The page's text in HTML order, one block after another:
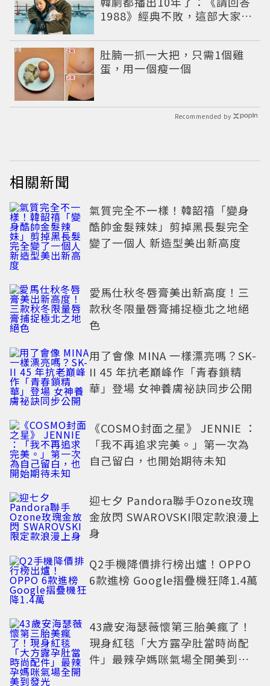
1988》經典不敗，這部大家狂
肚腩一抓一大把，只需1個雞
蛋，用一個瘦一個
PR
Recommended by
相關新聞
氣質完全不一樣！韓韶禧「變身
酷帥金髮辣妹」剪掉黑長髮完全
變了一個人 新造型美出新高度
愛馬仕秋冬唇膏美出新高度！三
款秋冬限量唇膏捕捉極北之地絕
色
用了會像 MINA 一樣漂亮嗎？SK-
II 45 年抗老巔峰作「青春鎖精
華」登場 女神養膚祕訣同步公開
《COSMO封面之星》 JENNIE ：
「我不再追求完美。」第一次為
自己留白，也開始期待未知
迎七夕 Pandora聯手Ozone玫瑰
金放閃 SWAROVSKI限定款浪漫上
身
Q2手機降價排行榜出爐！OPPO
6款進榜 Google摺疊機狂降1.4萬
43歲安海瑟薇懷第三胎美瘋了！
現身紅毯「大方露孕肚當時尚配
件」最辣孕媽咪氣場全開美到發